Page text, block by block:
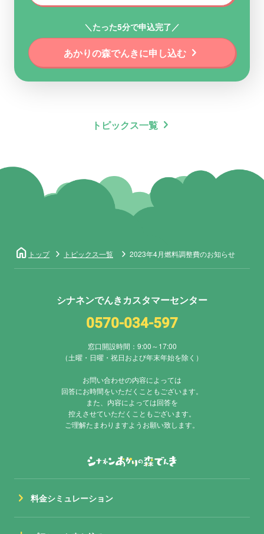
＼たった5分で申込完了／
あかりの森でんきに申し込む chevron_right
トピックス一覧 chevron_right
home トップ トピックス一覧 2023年4月燃料調整費のお知らせ
シナネンでんきカスタマーセンター
0570-034-597
窓口開設時間：9:00～17:00
（土曜・日曜・祝日および年末年始を除く）
お問い合わせの内容によっては
回答にお時間をいただくこともございます。
また、内容によっては回答を
控えさせていただくこともございます。
ご理解たまわりますようお願い致します。
chevron_right 料金シミュレーション